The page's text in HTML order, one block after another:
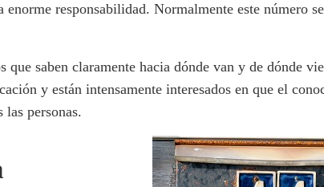
responsabilidad. Normalmente este número
saben claramente hacia dónde van y de dónde
y están intensamente interesados en que el
las personas.